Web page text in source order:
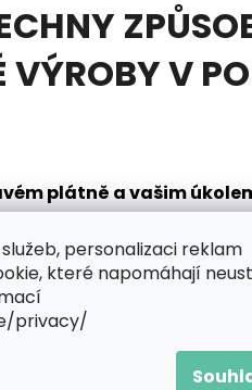
personalizaci reklam
které napomáhají
privacy/
VÝROBY V
plátně a vašim
na nabírání